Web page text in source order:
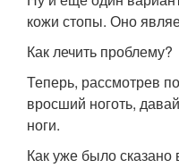
кожи стопы. Оно
Как лечить проблему?
Теперь, рассмотрев
вросший ноготь,
ноги.
Как уже было сказано